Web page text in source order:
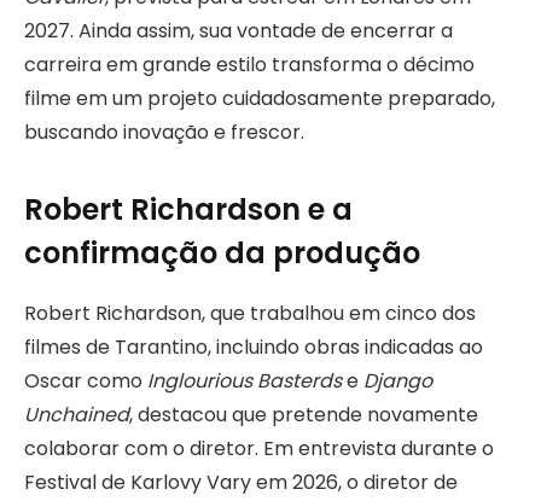
2027. Ainda assim, sua vontade de encerrar a
carreira em grande estilo transforma o décimo
filme em um projeto cuidadosamente preparado,
buscando inovação e frescor.
Robert Richardson e a
confirmação da produção
Robert Richardson, que trabalhou em cinco dos
filmes de Tarantino, incluindo obras indicadas ao
Oscar como Inglourious Basterdse Django
Unchained, destacou que pretende novamente
colaborar com o diretor. Em entrevista durante o
Festival de Karlovy Vary em 2026, o diretor de